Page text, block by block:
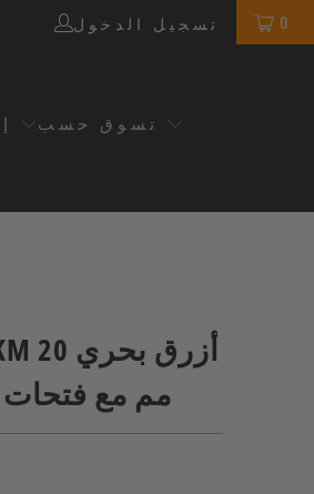
تسجيل الدخول 0
تسوق حسب
مم مع